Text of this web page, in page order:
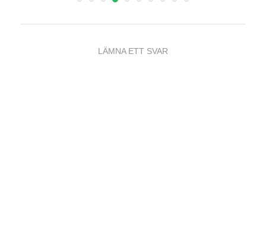
LÄMNA ETT SVAR